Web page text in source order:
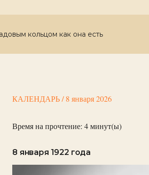
кольцом как она есть
КАЛЕНДАРЬ/8 января 2026
Время на прочтение: 4минут(ы)
8 января 1922 года